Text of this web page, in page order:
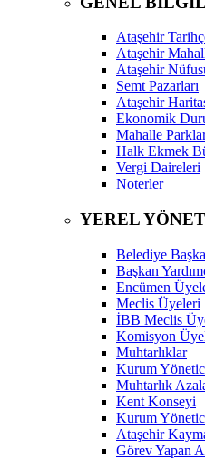
Ataşehir
Ataşehir
Ataşehir
Semt Pazarları
Ataşehir
Ekonomik
Mahalle
Halk Ekmek
Vergi Daireleri
Noterler
YEREL
Belediye
Başkan
Encümen
Meclis Üyeleri
İBB Meclis
Komisyon
Muhtarlıklar
Kurum
Muhtarlık
Kent Konseyi
Kurum
Ataşehir
Görev Yapan